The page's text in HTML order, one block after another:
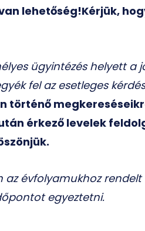
lehetőség!Kérjük,
ügyintézés helyett
fel az esetleges
történő
érkező levelek
az évfolyamukhoz
egyeztetni.